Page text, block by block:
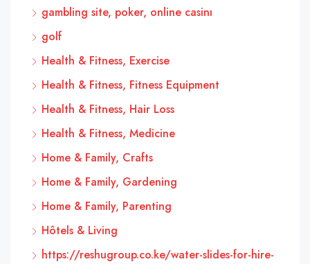
gambling site, poker, online casinı
golf
Health & Fitness, Exercise
Health & Fitness, Fitness Equipment
Health & Fitness, Hair Loss
Health & Fitness, Medicine
Home & Family, Crafts
Home & Family, Gardening
Home & Family, Parenting
Hôtels & Living
https://reshugroup.co.ke/water-slides-for-hire-